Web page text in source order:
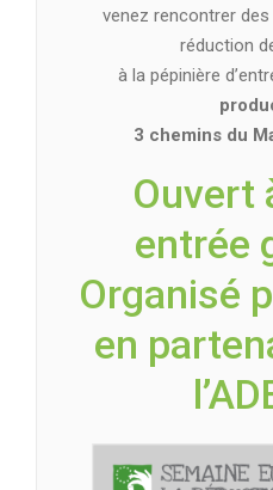
venez rencontrer
réduction
à la pépinière
3 chemins du
Ouvert
entrée
Organisé
en